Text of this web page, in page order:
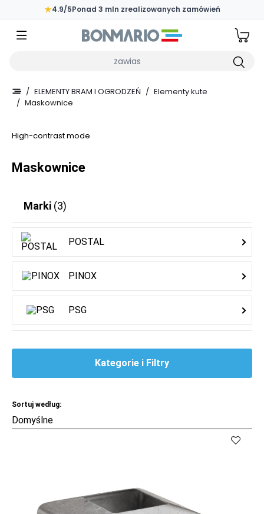
Przejdź do głównej zawartości strony
★4.9/5Ponad 3 mln zrealizowanych zamówień
/ ELEMENTY BRAM I OGRODZEŃ / Elementy kute
/ Maskownice
High-contrast mode
Maskownice
Marki (3)
POSTAL
PINOX
PSG
Kategorie i Filtry
Sortuj według: